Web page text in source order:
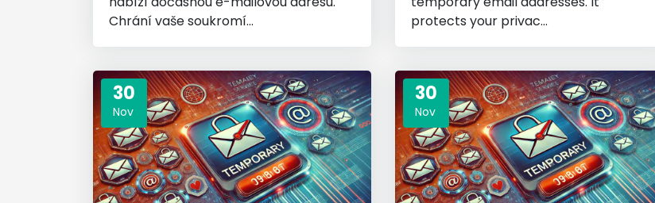
Chrání vaše soukromí...
protects your privac...
30
Nov
30
Nov